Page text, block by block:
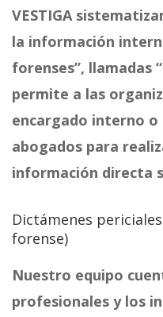
VESTIGA
la información
forenses”, llamadas
permite a las
encargado interno o
abogados para
información directa
Dictámenes
forense)
Nuestro equipo
profesionales y los